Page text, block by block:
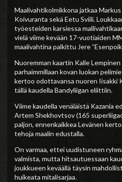
Maalivahtikolmikkona jatkaa
Koivuranta sekä Eetu Sviili.
työesteiden karsiessa
vielä viime kevään 17-vuotiaiden
maalivahtina palkittu Jere
Nuoremman kaartin Kalle
parhaimmillaan kovan luokan
kertoo odottavansa nuoren Iisakki
tällä kaudella Bandyliigan eliittiin.
Viime kaudella venäläistä Kazania
Artem Shekhovtsov (165
paljon, ennenkaikkea Levänen
tehoja maalin edustalla.
On varmaa, ettei uudistuneen
valmista, mutta hitsautuessaan
joukkueen keväällä täysin
huikeata mitalisarjaa.